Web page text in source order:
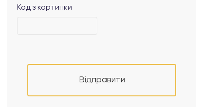
Код з картинки
Відправити